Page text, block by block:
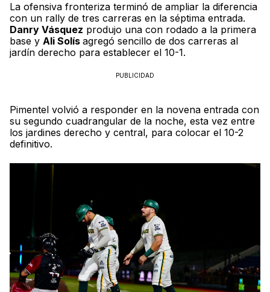
La ofensiva fronteriza terminó de ampliar la diferencia
con un rally de tres carreras en la séptima entrada.
Danry Vásquez produjo una con rodado a la primera
base y Ali Solís agregó sencillo de dos carreras al
jardín derecho para establecer el 10-1.
PUBLICIDAD
Pimentel volvió a responder en la novena entrada con
su segundo cuadrangular de la noche, esta vez entre
los jardines derecho y central, para colocar el 10-2
definitivo.